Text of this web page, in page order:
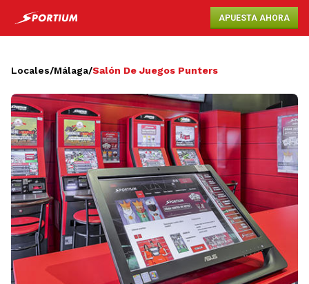
APUESTA AHORA
Locales/Málaga/Salón De Juegos Punters